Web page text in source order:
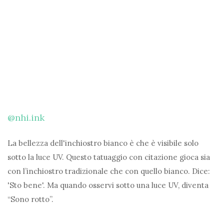
@nhi.ink
La bellezza dell'inchiostro bianco è che è visibile solo
sotto la luce UV. Questo tatuaggio con citazione gioca sia
con l’inchiostro tradizionale che con quello bianco. Dice:
'Sto bene'. Ma quando osservi sotto una luce UV, diventa
“Sono rotto”.